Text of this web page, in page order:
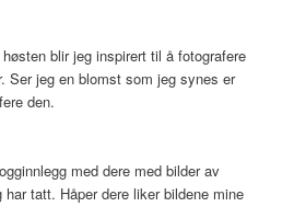
blir jeg inspirert til å fotografere
Ser jeg en blomst som jeg synes er
den.
med dere med bilder av
tatt. Håper dere liker bildene mine